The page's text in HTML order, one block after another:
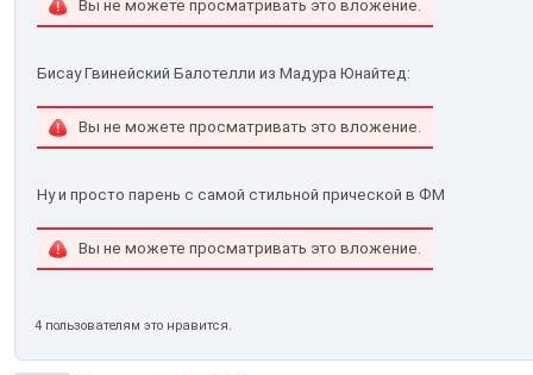
Вы не можете просматривать это вложение.
Бисау Гвинейский Балотелли из Мадура Юнайтед:
Вы не можете просматривать это вложение.
Ну и просто парень с самой стильной прической в ФМ
Вы не можете просматривать это вложение.
4 пользователям это нравится.